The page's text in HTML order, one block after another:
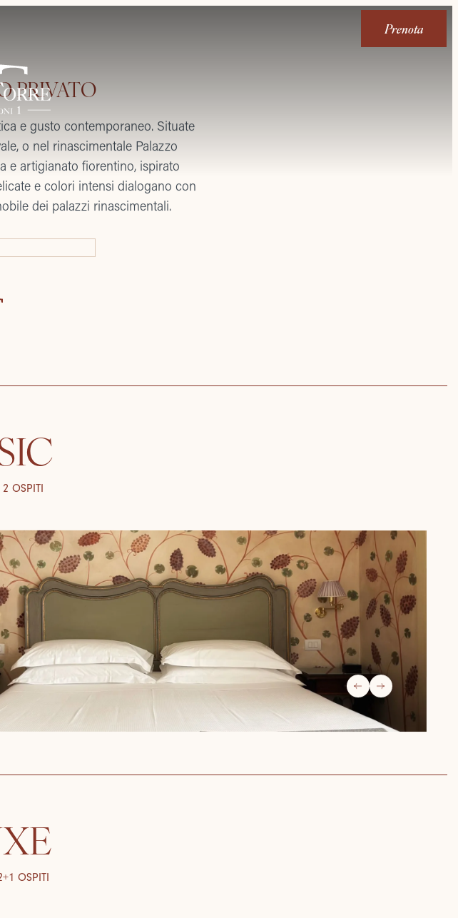
Prenota
PRIVATO
e gusto contemporaneo. Situate
o nel rinascimentale Palazzo
e artigianato fiorentino, ispirato
e colori intensi dialogano con
dei palazzi rinascimentali.
2 OSPITI
OSPITI